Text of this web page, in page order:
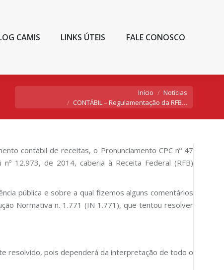
CAMIS LINKS ÚTEIS FALE CONOSCO
Início
Notícias
CONTÁBIL – Regulamentação da RFB…
contábil de receitas, o Pronunciamento CPC nº 47
12.973, de 2014, caberia à Receita Federal (RFB)
pública e sobre a qual fizemos alguns comentários
Normativa n. 1.771 (IN 1.771), que tentou resolver
resolvido, pois dependerá da interpretação de todo o